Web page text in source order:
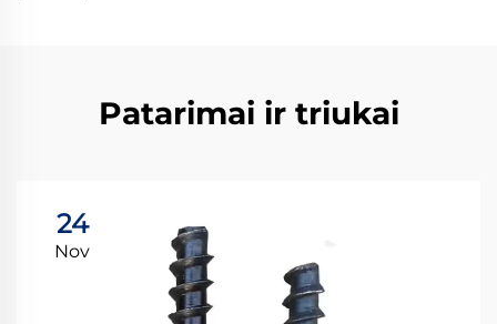
Patarimai ir triukai
24
Nov